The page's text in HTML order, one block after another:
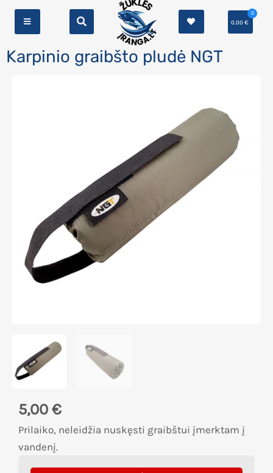
0,00€
0
Karpinio graibšto pludė NGT
5,00 €
Prilaiko, neleidžia nuskęsti graibštui įmerktam į
vandenį.